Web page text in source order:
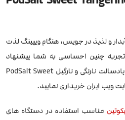
و لذیذ در جویس، هنگام ویپینگ لذت
تجربه چنین احساسی به شما پیشنهاد
می‌کنیم که جویس سالت طعم پادسالت نارنگی و نارگیل PodSalt Sweet
مناسب استفاده در دستگاه های